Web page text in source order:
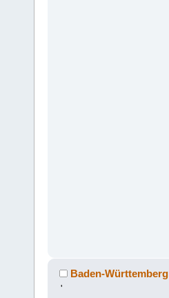
Baden-Württemberg
'